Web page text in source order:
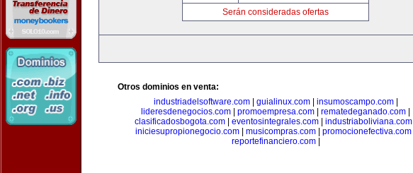
Serán consideradas ofertas
Otros dominios en venta:
industriadelsoftware.com| guialinux.com| insumoscampo.com|
lideresdenegocios.com
promoempresa.com rematedeganado.com
clasificadosbogota.com
eventosintegrales.com industriaboliviana.com
iniciesupropionegocio.com
musicompras.com promocionefectiva.com
reportefinanciero.com|